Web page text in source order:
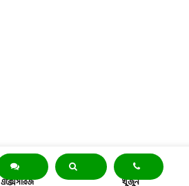
এক্সেসরিজ খুঁজুন